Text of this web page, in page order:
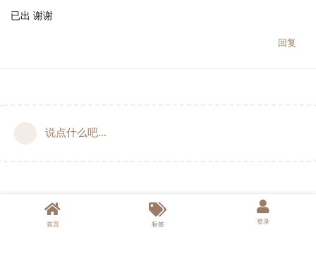
已出 谢谢
回复
说点什么吧...
首页 标签 登录